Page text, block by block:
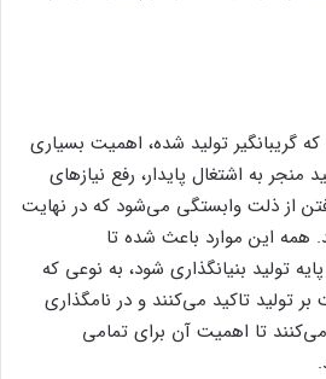
گریبانگیر تولید شده، اهمیت بسیاری
منجر به اشتغال پایدار، رفع نیاز‌های
از ذلت وابستگی می‌شود که در نهایت
همه این موارد باعث شده تا
تولید بنیانگذاری شود، به نوعی که
تولید تاکید می‌کنند و در نامگذاری
می‌کنند تا اهمیت آن برای تمامی